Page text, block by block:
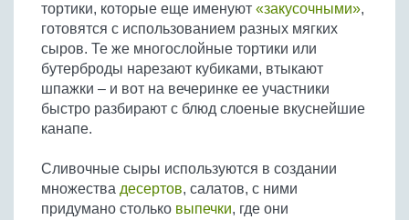
тортики, которые еще именуют «закусочными»,
готовятся с использованием разных мягких
сыров. Те же многослойные тортики или
бутерброды нарезают кубиками, втыкают
шпажки – и вот на вечеринке ее участники
быстро разбирают с блюд слоеные вкуснейшие
канапе.
Сливочные сыры используются в создании
множества десертов, салатов, с ними
придумано столько выпечки, где они